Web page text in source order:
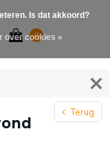
0
Terug
Is dat akkoord?
over cookies »